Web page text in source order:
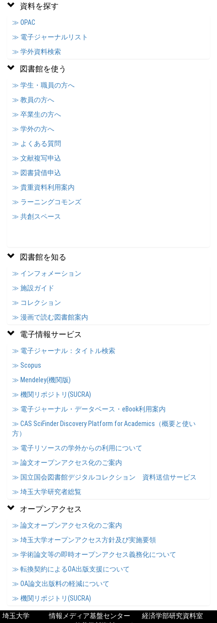
資料を探す
≫ OPAC
≫ 電子ジャーナルリスト
≫ 学外資料検索
図書館を使う
≫ 学生・職員の方へ
≫ 教員の方へ
≫ 卒業生の方へ
≫ 学外の方へ
≫ よくある質問
≫ 文献複写申込
≫ 図書貸借申込
≫ 貴重資料利用案内
≫ ラーニングコモンズ
≫ 共創スペース
図書館を知る
≫ インフォメーション
≫ 施設ガイド
≫ コレクション
≫ 漫画で読む図書館案内
電子情報サービス
≫ 電子ジャーナル：タイトル検索
≫ Scopus
≫ Mendeley(機関版)
≫ 機関リポジトリ(SUCRA)
≫ 電子ジャーナル・データベース・eBook利用案内
≫ CAS SciFinder Discovery Platform for Academics（概要と使い
方）
≫ 電子リソースの学外からの利用について
≫ 論文オープンアクセス化のご案内
≫ 国立国会図書館デジタルコレクション 資料送信サービス
≫ 埼玉大学研究者総覧
オープンアクセス
≫ 論文オープンアクセス化のご案内
≫ 埼玉大学オープンアクセス方針及び実施要領
≫ 学術論文等の即時オープンアクセス義務化について
≫ 転換契約によるOA出版支援について
≫ OA論文出版料の軽減について
≫ 機関リポジトリ(SUCRA)
埼玉大学 情報メディア基盤センター
経済学部研究資料室